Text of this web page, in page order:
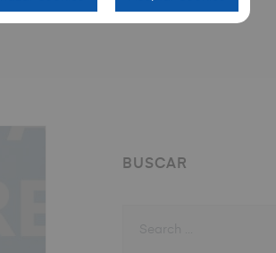
BUSCAR